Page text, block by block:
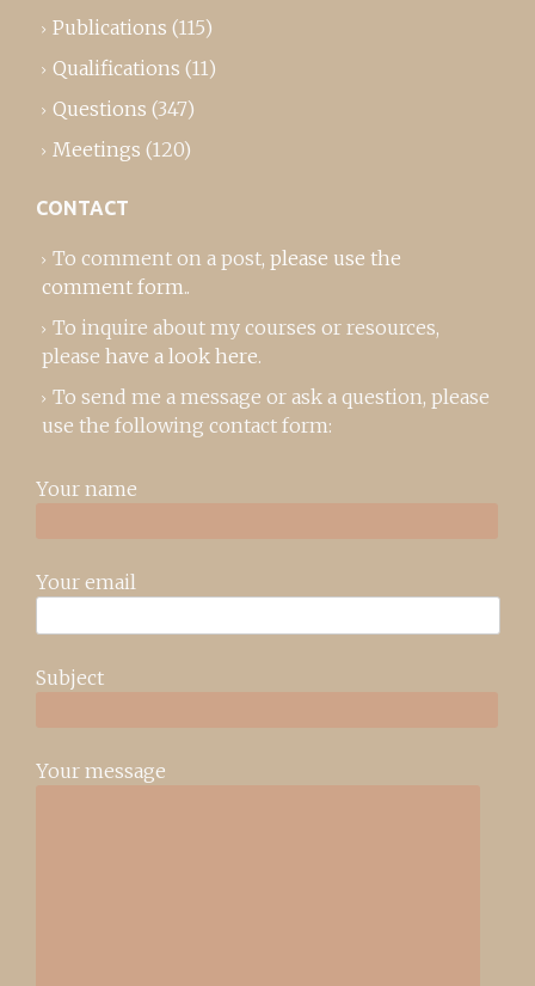
Publications (115)
Qualifications (11)
Questions (347)
Meetings (120)
CONTACT
To comment on a post, please use the
comment form..
To inquire about my courses or resources,
please have a look here.
To send me a message or ask a question, please
use the following contact form:
Your name
Your email
Subject
Your message